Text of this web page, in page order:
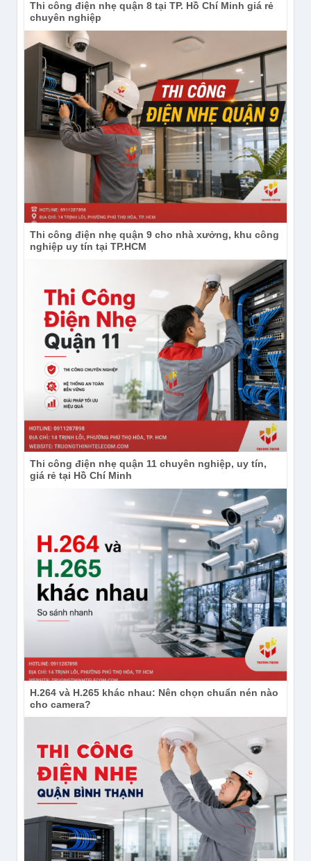
Thi công điện nhẹ quận 8 tại TP. Hồ Chí Minh giá rẻ
chuyên nghiệp
Thi công điện nhẹ quận 9 cho nhà xưởng, khu công
nghiệp uy tín tại TP.HCM
Thi công điện nhẹ quận 11 chuyên nghiệp, uy tín,
giá rẻ tại Hồ Chí Minh
H.264 và H.265 khác nhau: Nên chọn chuẩn nén nào
cho camera?